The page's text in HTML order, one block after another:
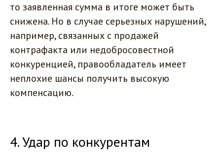
то заявленная сумма в итоге может быть
снижена. Но в случае серьезных нарушений,
например, связанных с продажей
контрафакта или недобросовестной
конкуренцией, правообладатель имеет
неплохие шансы получить высокую
компенсацию.
4. Удар по конкурентам